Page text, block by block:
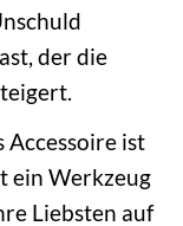
der die
Accessoire ist
ein Werkzeug
Liebsten auf